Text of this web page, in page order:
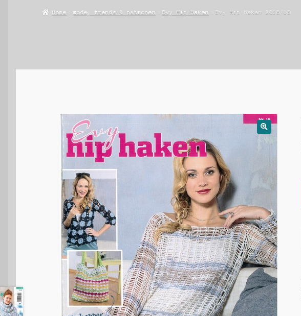
Home mode, trends & patronen Evy Hip Haken Evy Hip Haken 2018/18
🔍